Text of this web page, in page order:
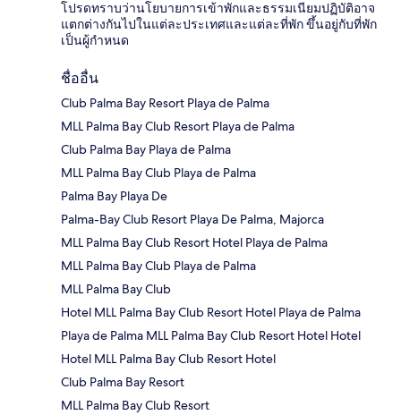
โปรดทราบว่านโยบายการเข้าพักและธรรมเนียมปฏิบัติอาจ
แตกต่างกันไปในแต่ละประเทศและแต่ละที่พัก ขึ้นอยู่กับที่พัก
เป็นผู้กำหนด
ชื่ออื่น
Club Palma Bay Resort Playa de Palma
MLL Palma Bay Club Resort Playa de Palma
Club Palma Bay Playa de Palma
MLL Palma Bay Club Playa de Palma
Palma Bay Playa De
Palma-Bay Club Resort Playa De Palma, Majorca
MLL Palma Bay Club Resort Hotel Playa de Palma
MLL Palma Bay Club Playa de Palma
MLL Palma Bay Club
Hotel MLL Palma Bay Club Resort Hotel Playa de Palma
Playa de Palma MLL Palma Bay Club Resort Hotel Hotel
Hotel MLL Palma Bay Club Resort Hotel
Club Palma Bay Resort
MLL Palma Bay Club Resort